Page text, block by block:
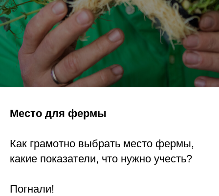
Место для фермы
Как грамотно выбрать место фермы,
какие показатели, что нужно учесть?
Погнали!